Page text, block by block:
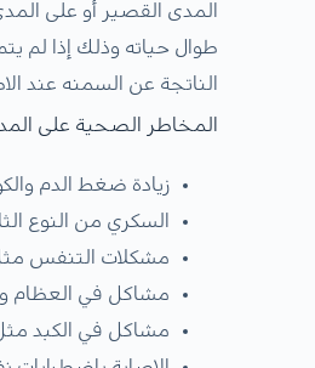
المدى القصير أو على
طوال حياته وذلك إذا لم
الناتجة عن السمنه عند
المخاطر الصحية على
زيادة ضغط الدم
السكري من النوع
مشكلات التنفس مثل
مشاكل في العظام
مشاكل في الكبد